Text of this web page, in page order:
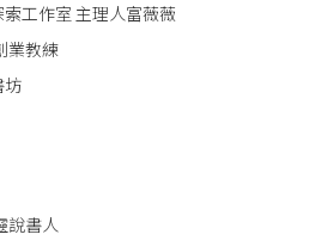
工作室 主理人富薇薇
業教練
坊
說書人